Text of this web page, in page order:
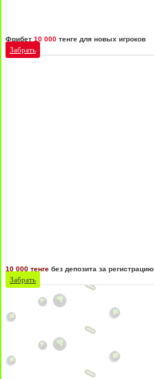
Фрибет 10 000 тенге для новых игроков
Забрать
10 000 тенге без депозита за регистрацию
Забрать